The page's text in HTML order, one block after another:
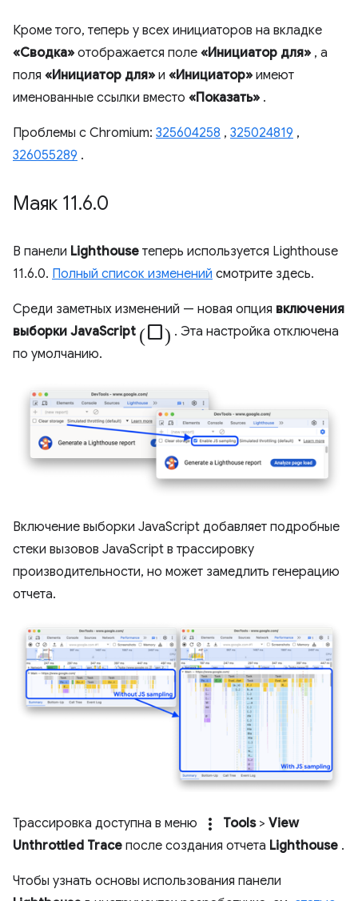
Кроме того, теперь у всех инициаторов на вкладке
«Сводка» отображается поле «Инициатор для» , а
поля «Инициатор для» и «Инициатор» имеют
именованные ссылки вместо «Показать» .
Проблемы с Chromium: 325604258 , 325024819 ,
326055289 .
Маяк 11.6.0
В панели Lighthouse теперь используется Lighthouse
11.6.0. Полный список изменений смотрите здесь.
Среди заметных изменений — новая опция включения
выборки JavaScript (check_box_outline_blank) . Эта настройка отключена
по умолчанию.
Включение выборки JavaScript добавляет подробные
стеки вызовов JavaScript в трассировку
производительности, но может замедлить генерацию
отчета.
Трассировка доступна в меню more_vert Tools> View
Unthrottled Trace после создания отчета Lighthouse .
Чтобы узнать основы использования панели